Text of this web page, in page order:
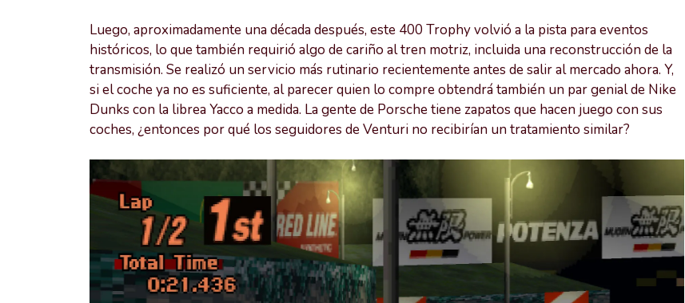
Luego, aproximadamente una década después, este 400 Trophy volvió a la pista para eventos
históricos, lo que también requirió algo de cariño al tren motriz, incluida una reconstrucción de la
transmisión. Se realizó un servicio más rutinario recientemente antes de salir al mercado ahora. Y,
si el coche ya no es suficiente, al parecer quien lo compre obtendrá también un par genial de Nike
Dunks con la librea Yacco a medida. La gente de Porsche tiene zapatos que hacen juego con sus
coches, ¿entonces por qué los seguidores de Venturi no recibirían un tratamiento similar?